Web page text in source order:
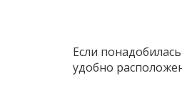
Если
удобно